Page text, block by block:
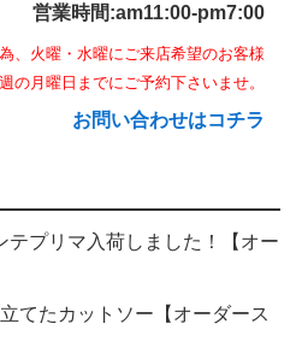
営業時間:am11:00-pm7:00
、火曜・水曜にご来店希望のお客様
の月曜日までにご予約下さいませ。
お問い合わせはコチラ
プリマ入荷しました！【オー
てたカットソー【オーダース